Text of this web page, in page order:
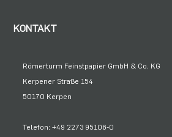
KONTAKT
Römerturm Feinstpapier GmbH & Co. KG
Kerpener Straße 154
50170 Kerpen
Telefon: +49 2273 95106-0